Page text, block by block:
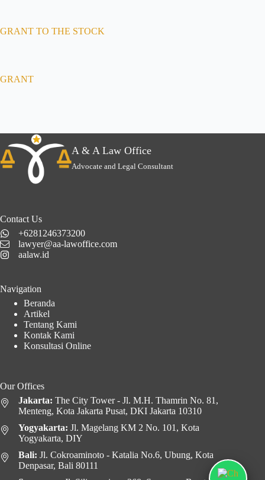
GRANT TO THE STOCK
GRANT
A & A Law Office
Advocate and Legal Consultant
Contact Us
+6281246373200
lawyer@aa-lawoffice.com
aalaw.id
Navigation
Beranda
Artikel
Tentang Kami
Kontak Kami
Konsultasi Online
Our Offices
Jakarta: The City Tower - Jl. M.H. Thamrin No. 81,
Menteng, Kota Jakarta Pusat, DKI Jakarta 10310
Yogyakarta: Jl. Magelang KM 2 No. 101, Kota
Yogyakarta, DIY
Bali: Jl. Cokroaminoto - Katalia No.6, Ubung, Kota
Denpasar, Bali 80111